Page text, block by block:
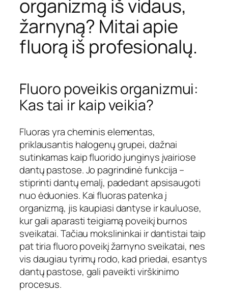
organizmą iš vidaus,
žarnyną? Mitai apie
fluorą iš profesionalų.
Fluoro poveikis organizmui:
Kas tai ir kaip veikia?
Fluoras yra cheminis elementas,
priklausantis halogenų grupei, dažnai
sutinkamas kaip fluorido junginys įvairiose
dantų pastose. Jo pagrindinė funkcija –
stiprinti dantų emalį, padedant apsisaugoti
nuo ėduonies. Kai fluoras patenka į
organizmą, jis kaupiasi dantyse ir kauluose,
kur gali aparasti teigiamą poveikį burnos
sveikatai. Tačiau mokslininkai ir dantistai taip
pat tiria fluoro poveikį žarnyno sveikatai, nes
vis daugiau tyrimų rodo, kad priedai, esantys
dantų pastose, gali paveikti virškinimo
procesus.